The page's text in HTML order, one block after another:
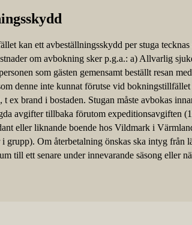
kan ett avbeställningsskydd per stuga
om avbokning sker p.g.a.: a) Allvarlig
som gästen gemensamt beställt resan
denne inte kunnat förutse vid
t ex brand i bostaden. Stugan måste avbokas
avgifter tillbaka förutom expeditionsavgiften
eller liknande boende hos Vildmark i
i grupp). Om återbetalning önskas ska intyg
till ett senare under innevarande säsong eller